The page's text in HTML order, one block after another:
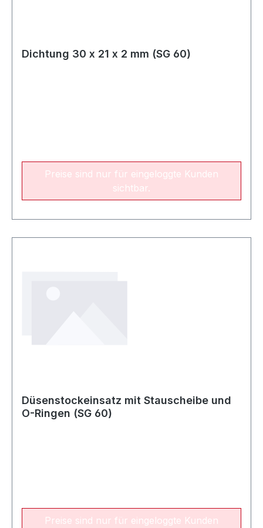
Dichtung 30 x 21 x 2 mm (SG 60)
Preise sind nur für eingeloggte Kunden
sichtbar.
Düsenstockeinsatz mit Stauscheibe und
O-Ringen (SG 60)
Preise sind nur für eingeloggte Kunden